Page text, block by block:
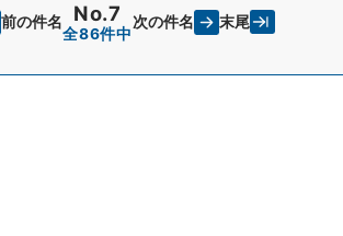
前の件名 No.7
全86件中
次の件名 末尾